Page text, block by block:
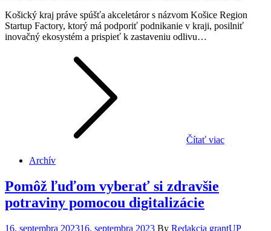
Košický kraj práve spúšťa akceletáror s názvom Košice Region
Startup Factory, ktorý má podporiť podnikanie v kraji, posilniť
inovačný ekosystém a prispieť k zastaveniu odlivu…
Čítať viac
Archív
Pomôž ľuďom vyberať si zdravšie
potraviny pomocou digitalizácie
Posted
16. septembra 202316. septembra 2023 By Redakcia grantUP